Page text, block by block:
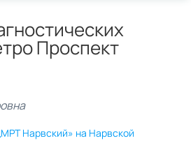
Проспект
Нарвский» на Нарвской